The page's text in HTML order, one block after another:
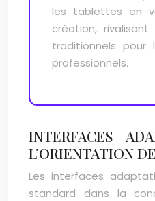
les tablettes en
création,
traditionnels
professionnels.
INTERFACES
L’ORIENTATION
Les interfaces
standard dans la